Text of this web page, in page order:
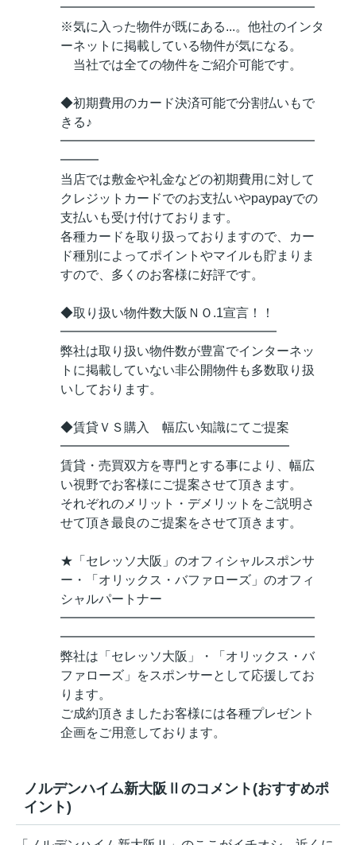
━━━━━━━━━━━━━━━━━━━━
※気に入った物件が既にある...。他社のインタ
ーネットに掲載している物件が気になる。
当社では全ての物件をご紹介可能です。
◆初期費用のカード決済可能で分割払いもで
きる♪
━━━━━━━━━━━━━━━━━━━━
━━━
当店では敷金や礼金などの初期費用に対して
クレジットカードでのお支払いやpaypayでの
支払いも受け付けております。
各種カードを取り扱っておりますので、カー
ド種別によってポイントやマイルも貯まりま
すので、多くのお客様に好評です。
◆取り扱い物件数大阪ＮＯ.1宣言！！
━━━━━━━━━━━━━━━━━
弊社は取り扱い物件数が豊富でインターネッ
トに掲載していない非公開物件も多数取り扱
いしております。
◆賃貸ＶＳ購入 幅広い知識にてご提案
━━━━━━━━━━━━━━━━━━
賃貸・売買双方を専門とする事により、幅広
い視野でお客様にご提案させて頂きます。
それぞれのメリット・デメリットをご説明さ
せて頂き最良のご提案をさせて頂きます。
★「セレッソ大阪」のオフィシャルスポンサ
ー・「オリックス・バファローズ」のオフィ
シャルパートナー
━━━━━━━━━━━━━━━━━━━━
━━━━━━━━━━━━━━━━━━━━
弊社は「セレッソ大阪」・「オリックス・バ
ファローズ」をスポンサーとして応援してお
ります。
ご成約頂きましたお客様には各種プレゼント
企画をご用意しております。
ノルデンハイム新大阪Ⅱのコメント(おすすめポ
イント)